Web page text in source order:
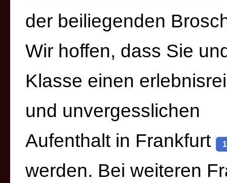
der beiliegenden
Wir hoffen, dass Sie
Klasse einen
und unvergesslichen
Aufenthalt in Frankfurt
werden. Bei weiteren